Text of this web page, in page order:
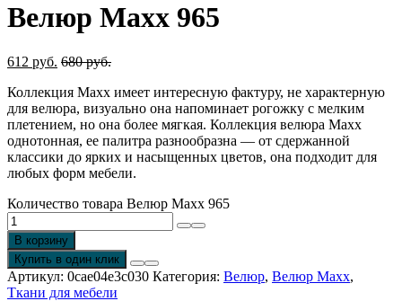
Велюр Maxx 965
612 руб. 680руб.
Коллекция Maxx имеет интересную фактуру, не характерную
для велюра, визуально она напоминает рогожку с мелким
плетением, но она более мягкая. Коллекция велюра Maxx
однотонная, ее палитра разнообразна — от сдержанной
классики до ярких и насыщенных цветов, она подходит для
любых форм мебели.
Количество товара Велюр Maxx 965
В корзину
Купить в один клик
Артикул: 0cae04e3c030 Категория: Велюр, Велюр Maxx,
Ткани для мебели